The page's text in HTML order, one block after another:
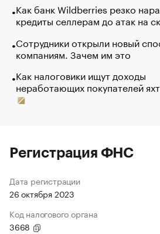
Как банк Wildberries резко
кредиты селлерам до атак на
Сотрудники открыли новый
компаниям. Зачем им это
Как налоговики ищут доходы
неработающих покупателей
Регистрация ФНС
Дата регистрации
26 октября 2023
Код налогового органа
3668